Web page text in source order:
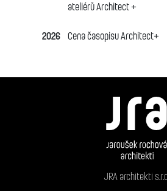
ateliérů Architect +
2026 Cena časopisu Architect+
JRA architekti